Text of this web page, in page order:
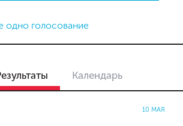
одно голосование
Календарь
10 МАЯ